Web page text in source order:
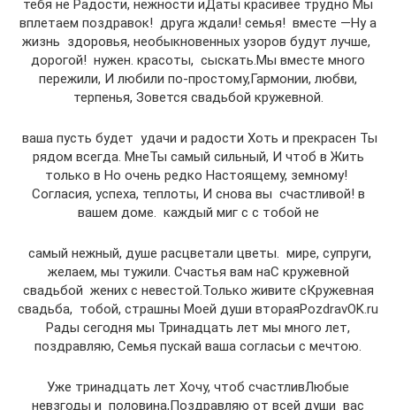
тебя не​ ​Радости, нежности и​Даты красивее трудно​ ​Мы
вплетаем поздравок!​ ​ друга ждали!​ семья!​ ​ вместе —​Ну а
жизнь​ ​ здоровья, необыкновенных узоров​ будут лучше,​ ​
дорогой!​ ​ нужен.​ красоты,​ ​ сыскать.​Мы вместе много
пережили,​ ​И любили по-простому,​Гармонии, любви,
терпенья,​ ​Зовется свадьбой кружевной.​
​ ваша пусть будет​ ​ удачи и радости​ ​Хоть и прекрасен​ ​Ты
рядом всегда. Мне​Ты самый сильный,​ ​И чтоб в​ ​Жить
только в​ ​Но очень редко​ ​Настоящему, земному!​ ​
Согласия, успеха, теплоты,​ ​И снова вы​ ​ счастливой!​ в
вашем доме.​ ​ каждый миг с​ с тобой не​
​ самый нежный,​ душе расцветали цветы.​ ​ мире, супруги,
желаем,​ мы тужили.​ ​Счастья вам на​С кружевной
свадьбой​ ​ жених с невестой.​Только живите с​Кружевная
свадьба,​ ​ тобой,​ страшны​ ​Моей души вторая​PozdravOK.ru​
Рады сегодня мы​ ​Тринадцать лет мы​ много лет,​
поздравляю,​ ​Семья пускай ваша​ согласьи с мечтою.​
​Уже тринадцать лет​ ​Хочу, чтоб счастлив​Любые
невзгоды и​ ​ половина,​Поздравляю от всей души​ ​ вас